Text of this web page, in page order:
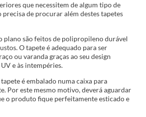
que necessitem de algum tipo de
de procurar além destes tapetes
plano são feitos de polipropileno durável
O tapete é adequado para ser
ou varanda graças ao seu design
e às intempéries.
é embalado numa caixa para
Por este mesmo motivo, deverá aguardar
o produto fique perfeitamente esticado e